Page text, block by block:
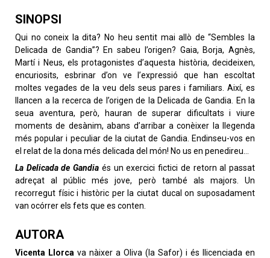
SINOPSI
Qui no coneix la dita? No heu sentit mai allò de “Sembles la
Delicada de Gandia”? En sabeu l’origen? Gaia, Borja, Agnès,
Martí i Neus, els protagonistes d’aquesta història, decideixen,
encuriosits, esbrinar d’on ve l’expressió que han escoltat
moltes vegades de la veu dels seus pares i familiars. Així, es
llancen a la recerca de l’origen de la Delicada de Gandia. En la
seua aventura, però, hauran de superar dificultats i viure
moments de desànim, abans d’arribar a conèixer la llegenda
més popular i peculiar de la ciutat de Gandia. Endinseu-vos en
el relat de la dona més delicada del món! No us en penedireu…
La Delicada de Gandia és un exercici fictici de retorn al passat
adreçat al públic més jove, però també als majors. Un
recorregut físic i històric per la ciutat ducal on suposadament
van ocórrer els fets que es conten.
AUTORA
Vicenta Llorca va nàixer a Oliva (la Safor) i és llicenciada en